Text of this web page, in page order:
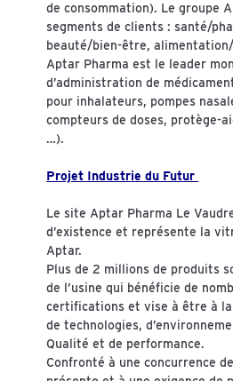
de consommation). Le groupe
segments de clients : santé/
beauté/bien-être,
Aptar Pharma est le leader
d’administration de
pour inhalateurs, pompes
compteurs de doses, protège-
…).
Projet Industrie du Futur
Le site Aptar Pharma Le
d’existence et représente la
Aptar.
Plus de 2 millions de produits
de l’usine qui bénéficie de
certifications et vise à être à
de technologies,
Qualité et de performance.
Confronté à une concurrence